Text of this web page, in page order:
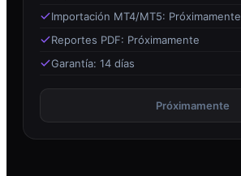
Importación MT4/MT5: Próximamente
Reportes PDF: Próximamente
Garantía: 14 días
Próximamente